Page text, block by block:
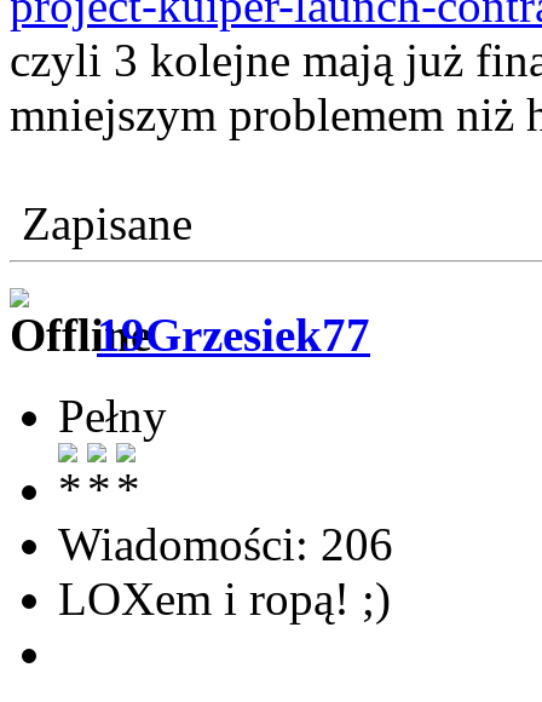
czyli 3 kolejne mają już
mniejszym problemem niż
Zapisane
19Grzesiek77
Pełny
Wiadomości: 206
LOXem i ropą! ;)